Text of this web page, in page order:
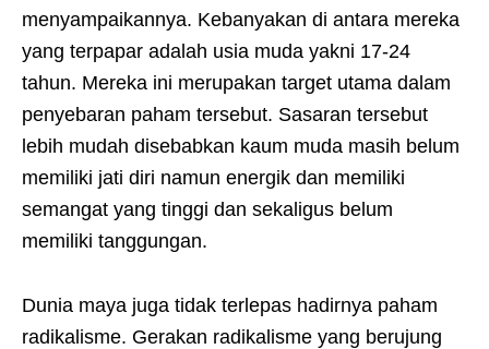
menyampaikannya. Kebanyakan di antara mereka
yang terpapar adalah usia muda yakni 17-24
tahun. Mereka ini merupakan target utama dalam
penyebaran paham tersebut. Sasaran tersebut
lebih mudah disebabkan kaum muda masih belum
memiliki jati diri namun energik dan memiliki
semangat yang tinggi dan sekaligus belum
memiliki tanggungan.
Dunia maya juga tidak terlepas hadirnya paham
radikalisme. Gerakan radikalisme yang berujung